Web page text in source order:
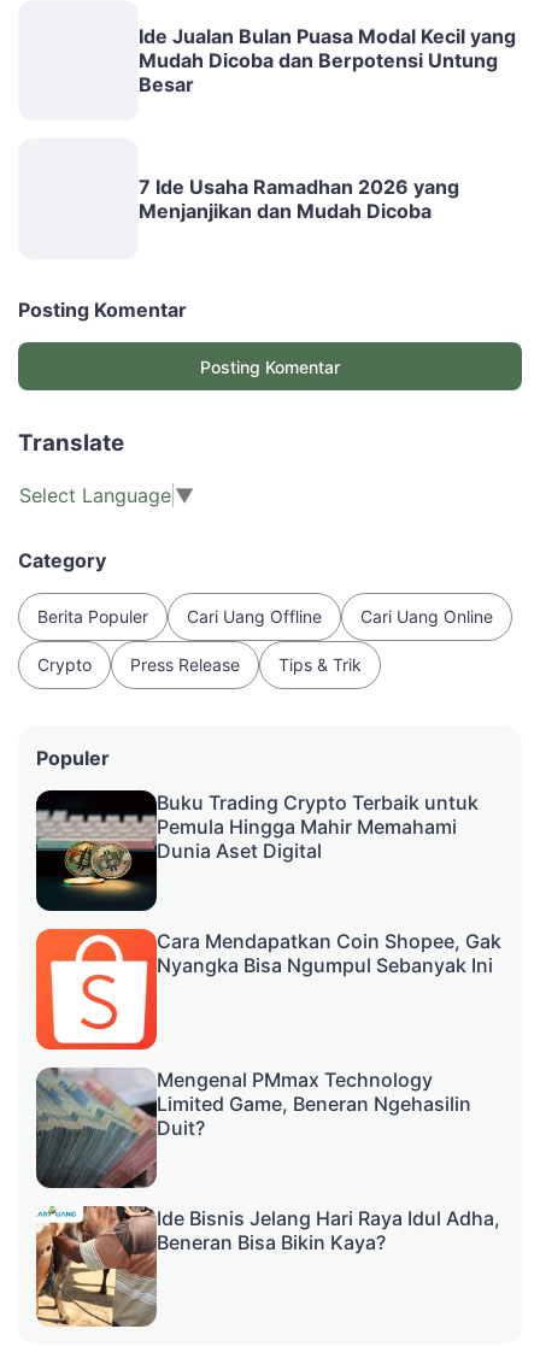
Ide Jualan Bulan Puasa Modal Kecil yang
Mudah Dicoba dan Berpotensi Untung
Besar
7 Ide Usaha Ramadhan 2026 yang
Menjanjikan dan Mudah Dicoba
Posting Komentar
Posting Komentar
Translate
Select Language ▼
Category
Berita Populer Cari Uang Offline Cari Uang Online
Crypto Press Release Tips & Trik
Populer
Buku Trading Crypto Terbaik untuk
Pemula Hingga Mahir Memahami
Dunia Aset Digital
Cara Mendapatkan Coin Shopee, Gak
Nyangka Bisa Ngumpul Sebanyak Ini
Mengenal PMmax Technology
Limited Game, Beneran Ngehasilin
Duit?
Ide Bisnis Jelang Hari Raya Idul Adha,
Beneran Bisa Bikin Kaya?